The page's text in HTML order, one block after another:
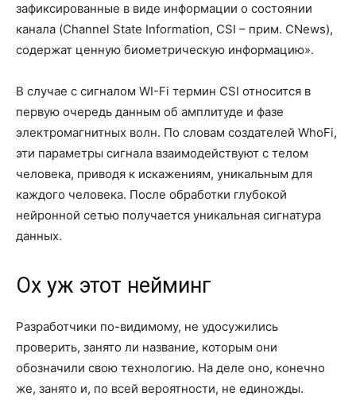
зафиксированные в виде информации о состоянии
канала (Channel State Information, CSI – прим. CNews),
содержат ценную биометрическую информацию».
В случае с сигналом WI-Fi термин CSI относится в
первую очередь данным об амплитуде и фазе
электромагнитных волн. По словам создателей WhoFi,
эти параметры сигнала взаимодействуют с телом
человека, приводя к искажениям, уникальным для
каждого человека. После обработки глубокой
нейронной сетью получается уникальная сигнатура
данных.
Ох уж этот нейминг
Разработчики по-видимому, не удосужились
проверить, занято ли название, которым они
обозначили свою технологию. На деле оно, конечно
же, занято и, по всей вероятности, не единожды.